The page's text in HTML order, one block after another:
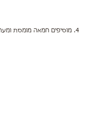
4. מוסיפים חמאה מומסת ומערבבים.